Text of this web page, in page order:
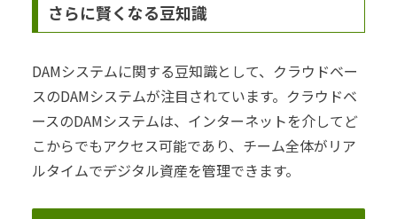
さらに賢くなる豆知識
DAMシステムに関する豆知識として、クラウドベー
スのDAMシステムが注目されています。クラウドベ
ースのDAMシステムは、インターネットを介してど
こからでもアクセス可能であり、チーム全体がリア
ルタイムでデジタル資産を管理できます。